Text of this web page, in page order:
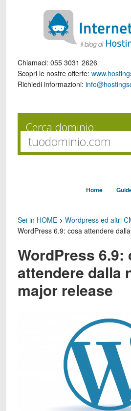
Chiamaci: 055 3031 2626
Scopri le nostre offerte:
Richiedi informazioni:
Cerca dominio:
Home
Sei in HOME> Wordpress ed altri
WordPress 6.9: cosa attendere
WordPress 6.9:
attendere dalla
major release